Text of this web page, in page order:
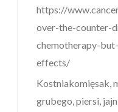
https://
over-the-counter-
chemotherapy-
effects/
Kostniakomięsak,
grubego, piersi,